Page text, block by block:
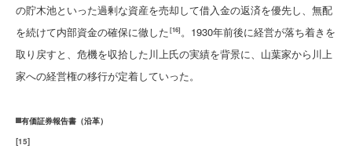
の貯木池といった過剰な資産を売却して借入金の返済を優先し、無配
を続けて内部資金の確保に徹した[16]。1930年前後に経営が落ち着きを
取り戻すと、危機を収拾した川上氏の実績を背景に、山葉家から川上
家への経営権の移行が定着していった。
有価証券報告書（沿革）
[15]